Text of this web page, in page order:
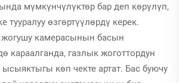
мүмкүнчүлүктөр бар деп көрүлүп,
тууралуу өзгөртүүлөрдү керек.
жогушу камерасынын басын
караалганда, газлык жоготтордун
ысыяктыгы көп чекте артат. Бас буючу